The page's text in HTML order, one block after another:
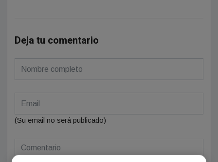
Deja tu comentario
(Su email no será publicado)